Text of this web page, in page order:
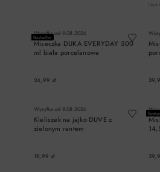
Bestseller
Wysyłka od 9.08.2026
Miseczka DUKA EVERYDAY 500
ml biała porcelanowa
24,99 zł
Wysyłka od 9.08.2026
Kieliszek na jajko DUVE z
zielonym rantem
19,99 zł